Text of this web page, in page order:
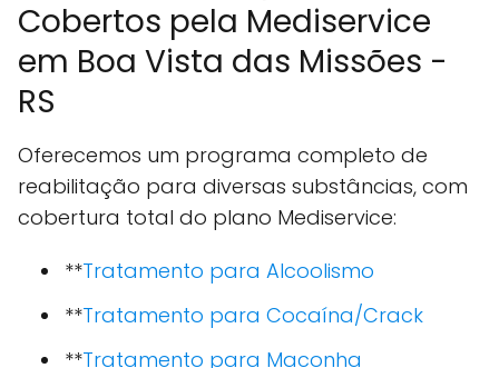
Cobertos pela Mediservice
em Boa Vista das Missões -
RS
Oferecemos um programa completo de
reabilitação para diversas substâncias, com
cobertura total do plano Mediservice:
**Tratamento para Alcoolismo
**Tratamento para Cocaína/Crack
**Tratamento para Maconha